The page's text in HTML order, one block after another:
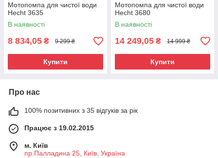
Мотопомпа для чистої води
Hecht 3635
В наявності
8 834,05 ₴ 9 299 ₴
Купити
Мотопомпа для чистої води
Hecht 3680
В наявності
14 249,05 ₴ 14 999 ₴
Купити
Про нас
100% позитивних з 35 відгуків за рік
Працює з 19.02.2015
м. Київ
пр.Палладина 25, Київ, Україна